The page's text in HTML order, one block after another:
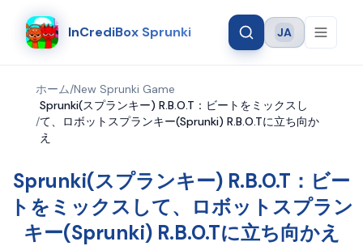
InCrediBox Sprunki Language
JA
ホーム/New Sprunki Game
/
Sprunki(スプランキー) R.B.O.T：ビートをミックスし
て、ロボットスプランキー(Sprunki) R.B.O.Tに立ち向か
え
Sprunki(スプランキー) R.B.O.T：ビー
トをミックスして、ロボットスプラン
キー(Sprunki) R.B.O.Tに立ち向かえ